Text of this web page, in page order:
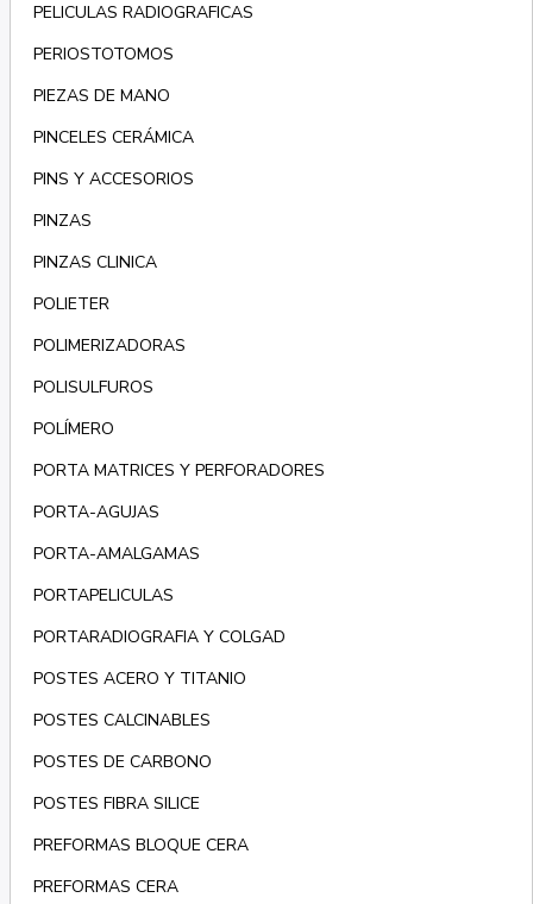
PELICULAS RADIOGRAFICAS
PERIOSTOTOMOS
PIEZAS DE MANO
PINCELES CERÁMICA
PINS Y ACCESORIOS
PINZAS
PINZAS CLINICA
POLIETER
POLIMERIZADORAS
POLISULFUROS
POLÍMERO
PORTA MATRICES Y PERFORADORES
PORTA-AGUJAS
PORTA-AMALGAMAS
PORTAPELICULAS
PORTARADIOGRAFIA Y COLGAD
POSTES ACERO Y TITANIO
POSTES CALCINABLES
POSTES DE CARBONO
POSTES FIBRA SILICE
PREFORMAS BLOQUE CERA
PREFORMAS CERA